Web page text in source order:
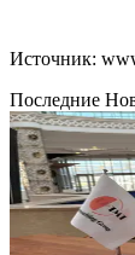
Источник:
Последние